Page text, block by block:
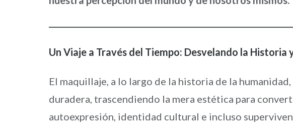
Un Viaje a Través del Tiempo: Desvelando la Historia
El maquillaje, a lo largo de la historia de la
duradera, trascendiendo la mera estética para
autoexpresión, identidad cultural e incluso